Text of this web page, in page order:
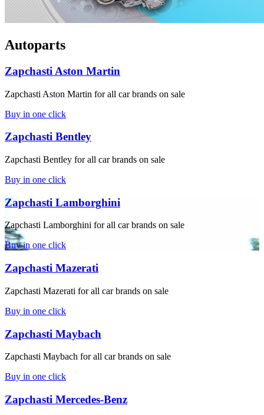
Autoparts
Zapchasti Aston Martin
Zapchasti Aston Martin for all car brands on sale
Buy in one click
Zapchasti Bentley
Zapchasti Bentley for all car brands on sale
Buy in one click
Zapchasti Lamborghini
Zapchasti Lamborghini for all car brands on sale
Buy in one click
Zapchasti Mazerati
Zapchasti Mazerati for all car brands on sale
Buy in one click
Zapchasti Maybach
Zapchasti Maybach for all car brands on sale
Buy in one click
Zapchasti Mercedes-Benz